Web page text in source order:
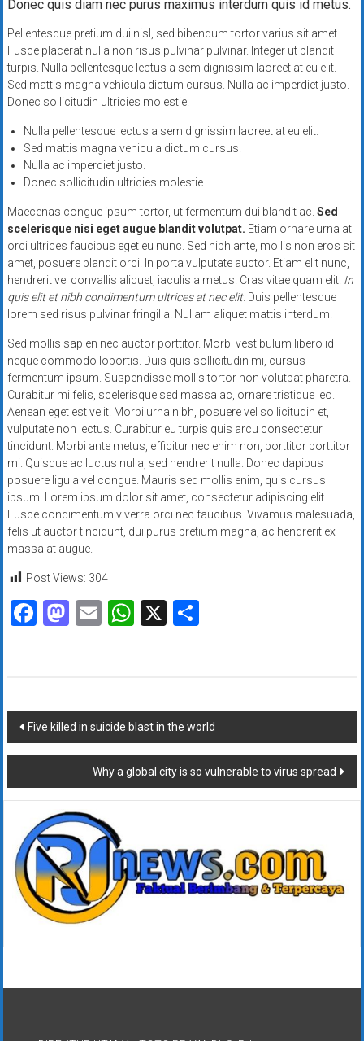
Donec quis diam nec purus maximus interdum quis id metus.
Pellentesque pretium dui nisl, sed bibendum tortor varius sit amet.
Fusce placerat nulla non risus pulvinar pulvinar. Integer ut blandit
turpis. Nulla pellentesque lectus a sem dignissim laoreet at eu elit.
Sed mattis magna vehicula dictum cursus. Nulla ac imperdiet justo.
Donec sollicitudin ultricies molestie.
Nulla pellentesque lectus a sem dignissim laoreet at eu elit.
Sed mattis magna vehicula dictum cursus.
Nulla ac imperdiet justo.
Donec sollicitudin ultricies molestie.
Maecenas congue ipsum tortor, ut fermentum dui blandit ac. Sed
scelerisque nisi eget augue blandit volutpat. Etiam ornare urna at
orci ultrices faucibus eget eu nunc. Sed nibh ante, mollis non eros sit
amet, posuere blandit orci. In porta vulputate auctor. Etiam elit nunc,
hendrerit vel convallis aliquet, iaculis a metus. Cras vitae quam elit. In
quis elit et nibh condimentum ultrices at nec elit. Duis pellentesque
lorem sed risus pulvinar fringilla. Nullam aliquet mattis interdum.
Sed mollis sapien nec auctor porttitor. Morbi vestibulum libero id
neque commodo lobortis. Duis quis sollicitudin mi, cursus
fermentum ipsum. Suspendisse mollis tortor non volutpat pharetra.
Curabitur mi felis, scelerisque sed massa ac, ornare tristique leo.
Aenean eget est velit. Morbi urna nibh, posuere vel sollicitudin et,
vulputate non lectus. Curabitur eu turpis quis arcu consectetur
tincidunt. Morbi ante metus, efficitur nec enim non, porttitor porttitor
mi. Quisque ac luctus nulla, sed hendrerit nulla. Donec dapibus
posuere ligula vel congue. Mauris sed mollis enim, quis cursus
ipsum. Lorem ipsum dolor sit amet, consectetur adipiscing elit.
Fusce condimentum viverra orci nec faucibus. Vivamus malesuada,
felis ut auctor tincidunt, dui purus pretium magna, ac hendrerit ex
massa at augue.
Post Views: 304
Facebook
Mastodon
EmailWhatsApp
X Share
Navigasi
pos
Five killed in suicide blast in the world
Why a global city is so vulnerable to virus spread